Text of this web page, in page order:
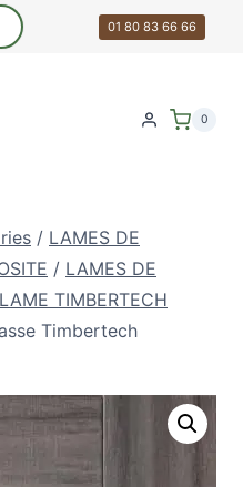
01 80 83 66 66
0
/ LAMES DE
/ LAMES DE
LAME TIMBERTECH
Timbertech